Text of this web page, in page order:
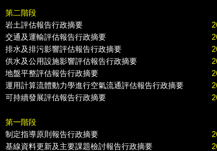
第二階段
岩土評估報告行政摘要
交通及運輸評估報告行政摘要
排水及排污影響評估報告行政摘要
供水及公用設施影響評估報告行政摘要
地盤平整評估報告行政摘要
運用計算流體動力學進行空氣流通評估報告行政摘要
可持續發展評估報告行政摘要
第一階段
制定指導原則報告行政摘要
基線資料更新及主要課題檢討報告行政摘要